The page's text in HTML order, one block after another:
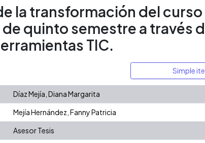
la transformación del
quinto semestre a través
TIC.
Simple
Díaz Mejía, Diana Margarita
Mejía Hernández, Fanny Patricia
Asesor Tesis